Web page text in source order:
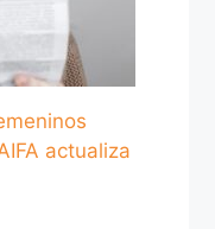
actualiza